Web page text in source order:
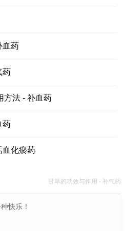
血药
药
方法 - 补血药
药
血化瘀药
甘草的功效与作用 - 补气药